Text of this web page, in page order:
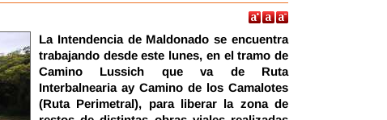
La Intendencia de Maldonado se encuentra
trabajando desde este lunes, en el tramo de
Camino Lussich que va de Ruta
Interbalnearia ay Camino de los Camalotes
(Ruta Perimetral), para liberar la zona de